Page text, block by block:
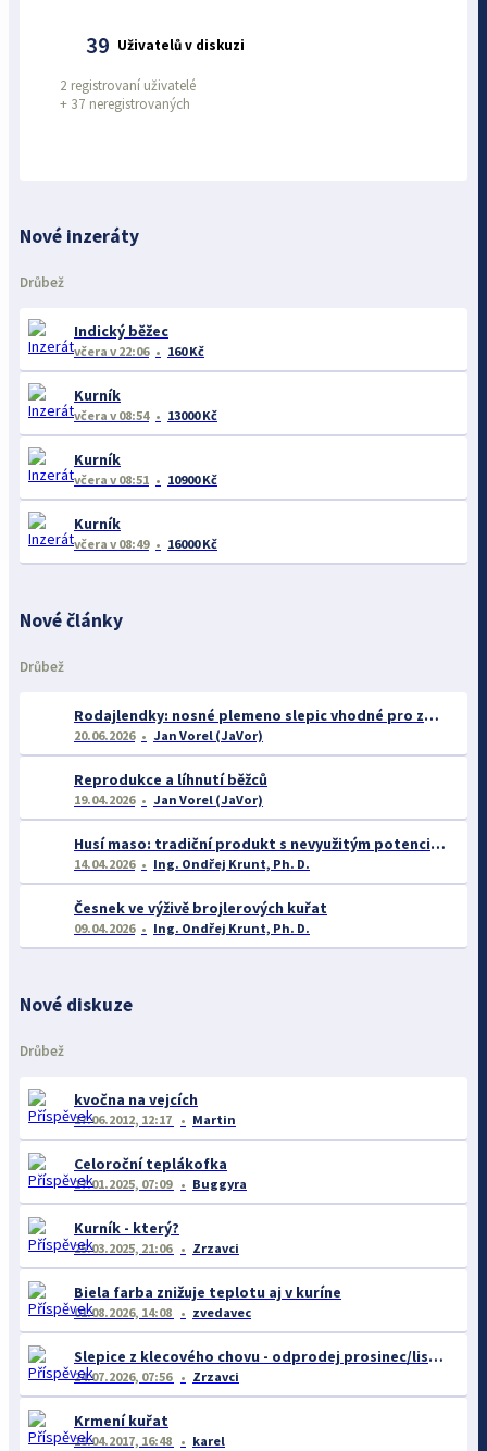
39 Uživatelů v diskuzi
2 registrovaní uživatelé
+ 37 neregistrovaných
Nové inzeráty
Drůbež
Indický běžec
včera v 22:06 160 Kč
Kurník
včera v 08:54 13000 Kč
Kurník
včera v 08:51 10900 Kč
Kurník
včera v 08:49 16000 Kč
Nové články
Drůbež
Rodajlendky: nosné plemeno slepic vhodné pro začátečníky
20.06.2026 Jan Vorel (JaVor)
Reprodukce a líhnutí běžců
19.04.2026 Jan Vorel (JaVor)
Husí maso: tradiční produkt s nevyužitým potenciálem
14.04.2026 Ing. Ondřej Krunt, Ph. D.
Česnek ve výživě brojlerových kuřat
09.04.2026 Ing. Ondřej Krunt, Ph. D.
Nové diskuze
Drůbež
kvočna na vejcích
17.06.2012, 12:17 Martin
Celoroční teplákofka
17.01.2025, 07:09 Buggyra
Kurník - který?
25.03.2025, 21:06 Zrzavci
Biela farba znižuje teplotu aj v kuríne
01.08.2026, 14:08 zvedavec
Slepice z klecového chovu - odprodej prosinec/listopad
24.07.2026, 07:56 Zrzavci
Krmení kuřat
19.04.2017, 16:48 karel